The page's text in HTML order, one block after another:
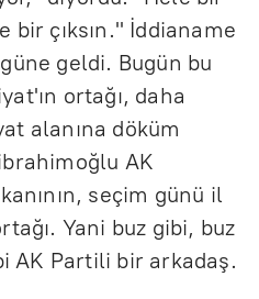
bir çıksın." İddianame
geldi. Bugün bu
ortağı, daha
alanına döküm
AK
seçim günü il
Yani buz gibi, buz
AK Partili bir arkadaş.